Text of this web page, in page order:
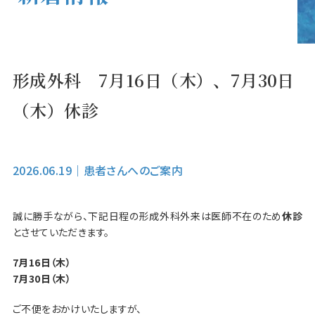
形成外科 7月16日（木）、7月30日
（木）休診
2026.06.19 ｜ 患者さんへのご案内
誠に勝手ながら、下記日程の形成外科外来は医師不在のため休診
とさせていただきます。
7月16日（木）
7月30日（木）
ご不便をおかけいたしますが、